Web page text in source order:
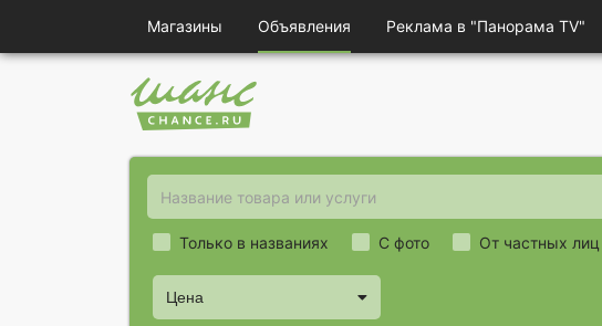
Магазины Объявления Реклама в "Панорама TV"
Только в названиях
Цена
С фото От частных лиц